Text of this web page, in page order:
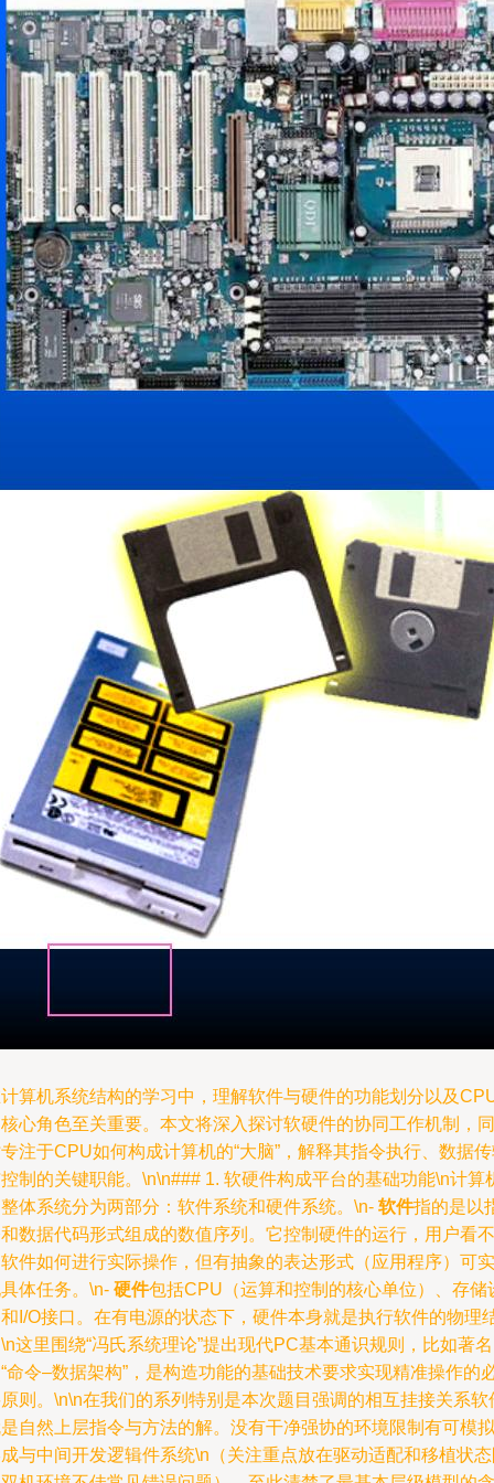
算机系统结构的学习中，理解软件与硬件的功能划分以及
心角色至关重要。本文将深入探讨软硬件的协同工作机制，同
注于CPU如何构成计算机的“大脑”，解释其指令执行、数据
制的关键职能。\n\n### 1. 软硬件构成平台的基础功能\n计算
体系统分为两部分：软件系统和硬件系统。\n- 软件指的是以
数据代码形式组成的数值序列。它控制硬件的运行，用户看不
件如何进行实际操作，但有抽象的表达形式（应用程序）可实
体任务。\n- 硬件包括CPU（运算和控制的核心单位）、存储
I/O接口。在有电源的状态下，硬件本身就是执行软件的物理
这里围绕“冯氏系统理论”提出现代PC基本通识规则，比如著名
命令–数据架构”，是构造功能的基础技术要求实现精准操作的
则。\n\n在我们的系列特别是本次题目强调的相互挂接关系软
自然上层指令与方法的解。没有干净强协的环境限制有可模拟
与中间开发逻辑件系统\n（关注重点放在驱动适配和移植状